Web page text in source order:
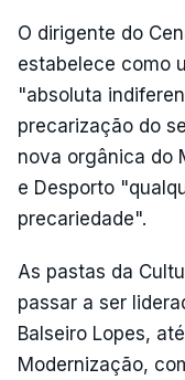
O dirigente do
estabelece como
"absoluta
precarização do
nova orgânica do
e Desporto
precariedade".
As pastas da
passar a ser
Balseiro Lopes,
Modernização,